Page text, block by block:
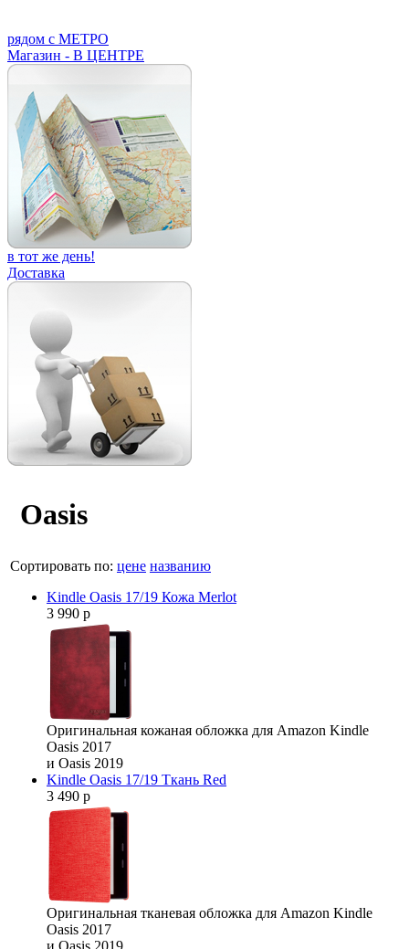
рядом с МЕТРО
Магазин - В ЦЕНТРЕ
в тот же день!
Доставка
Oasis
Сортировать по: цене названию
Kindle Oasis 17/19 Кожа Merlot
3 990 р
Оригинальная кожаная обложка для Amazon Kindle
Oasis 2017
и Oasis 2019
Kindle Oasis 17/19 Ткань Red
3 490 р
Оригинальная тканевая обложка для Amazon Kindle
Oasis 2017
и Oasis 2019